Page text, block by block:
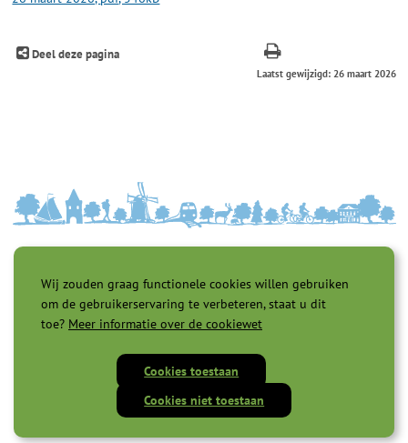
Wij zouden graag functionele cookies willen gebruiken
om de gebruikerservaring te verbeteren, staat u dit
toe? Meer informatie over de cookiewet
Cookies toestaan
Cookies niet toestaan
Deel deze pagina
Laatst gewijzigd: 26 maart 2026
Toegankelijkheid | Privacyverklaring | Cookies |
Proclaimer |